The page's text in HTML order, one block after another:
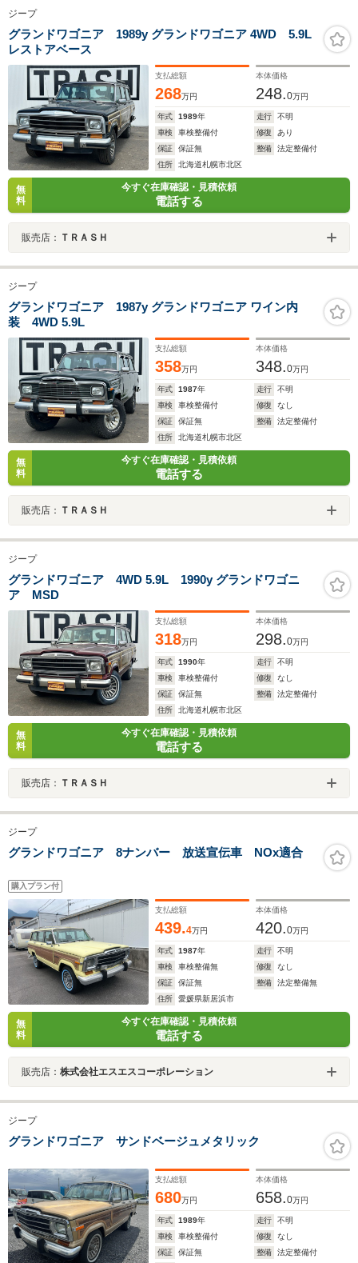
ジープ
グランドワゴニア 1989y グランドワゴニア 4WD 5.9L
レストアベース
支払総額
268万円
本体価格
248.0万円
年式 1989年 走行
不明
車検
車検整備付 修復
あり
保証
保証無 整備
法定整備付
住所
北海道札幌市北区
無
料
今すぐ在庫確認・見積依頼
電話する
販売店： ＴＲＡＳＨ
ジープ
グランドワゴニア 1987y グランドワゴニア ワイン内
装 4WD 5.9L
支払総額
358万円
本体価格
348.0万円
年式 1987年 走行
不明
車検
車検整備付 修復
なし
保証
保証無 整備
法定整備付
住所
北海道札幌市北区
無
料
今すぐ在庫確認・見積依頼
電話する
販売店： ＴＲＡＳＨ
ジープ
グランドワゴニア 4WD 5.9L 1990y グランドワゴニ
ア MSD
支払総額
318万円
本体価格
298.0万円
年式 1990年 走行
不明
車検
車検整備付 修復
なし
保証
保証無 整備
法定整備付
住所
北海道札幌市北区
無
料
今すぐ在庫確認・見積依頼
電話する
販売店： ＴＲＡＳＨ
ジープ
グランドワゴニア 8ナンバー 放送宣伝車 NOx適合
購入プラン付
支払総額
439.4万円
本体価格
420.0万円
年式 1987年 走行
不明
車検
車検整備無 修復
なし
保証
保証無 整備
法定整備無
住所
愛媛県新居浜市
無
料
今すぐ在庫確認・見積依頼
電話する
販売店： 株式会社エスエスコーポレーション
ジープ
グランドワゴニア サンドベージュメタリック
支払総額
680万円
本体価格
658.0万円
年式 1989年 走行
不明
車検
車検整備付 修復
なし
保証
保証無 整備
法定整備付